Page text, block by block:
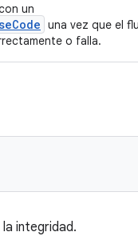
un
una vez que el
o falla.
integridad.